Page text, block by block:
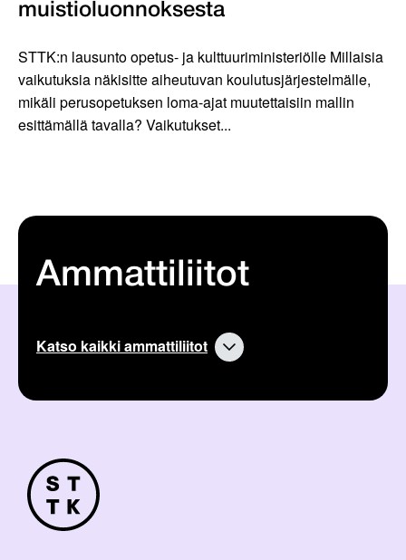
muistioluonnoksesta
STTK:n lausunto opetus- ja kulttuuriministeriölle Millaisia
vaikutuksia näkisitte aiheutuvan koulutusjärjestelmälle,
mikäli perusopetuksen loma-ajat muutettaisiin mallin
esittämällä tavalla? Vaikutukset...
Ammattiliitot
Katso kaikki ammattiliitot